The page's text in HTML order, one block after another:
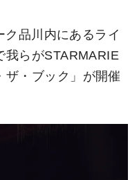
品川内にあるライ
我らがSTARMARIE
ザ・ブック」が開催